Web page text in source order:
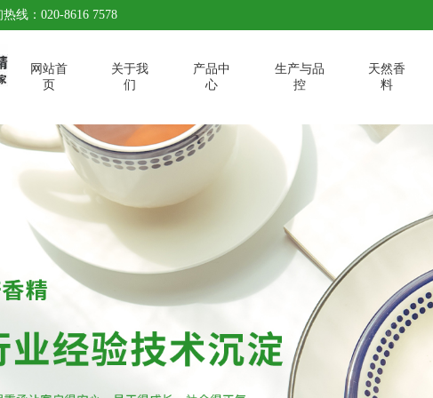
线：020-8616 7578
网站首
页
关于我
们
产品中
心
生产与品
控
天然香
料